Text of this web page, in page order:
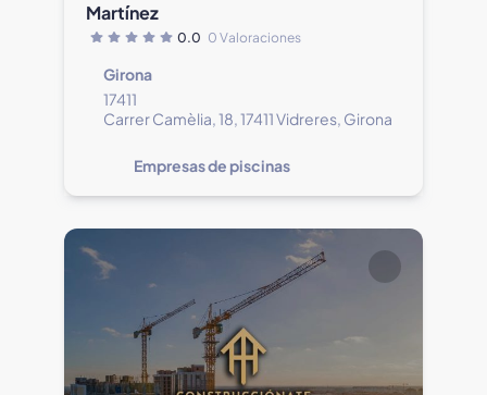
Martínez
0.0 0 Valoraciones
Girona
17411
Carrer Camèlia, 18, 17411 Vidreres, Girona
Empresas de piscinas